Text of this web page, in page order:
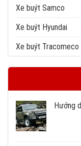
Xe buýt Samco
Xe buýt Hyundai
Xe buýt Tracomeco
Hướng